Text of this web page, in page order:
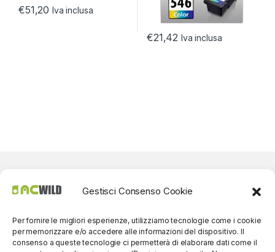
Gestisci Consenso Cookie
Per fornire le migliori esperienze, utilizziamo tecnologie come i cookie
per memorizzare e/o accedere alle informazioni del dispositivo. Il
consenso a queste tecnologie ci permetterà di elaborare dati come il
€51,20 Iva inclusa
€21,42 Iva inclusa